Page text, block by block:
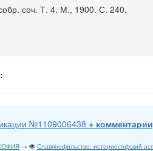
соч. Т. 4. М., 1900. С. 240.
№1109006438 +
→ Славянофильство: историософский